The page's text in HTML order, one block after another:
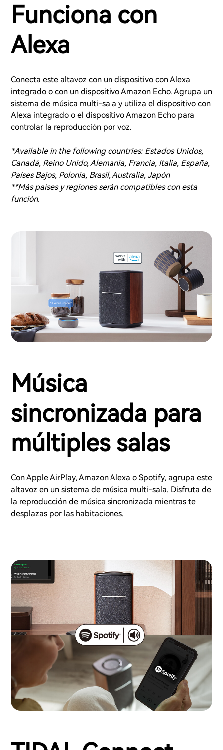
Funciona con
Alexa
Conecta este altavoz con un dispositivo con Alexa
integrado o con un dispositivo Amazon Echo. Agrupa un
sistema de música multi-sala y utiliza el dispositivo con
Alexa integrado o el dispositivo Amazon Echo para
controlar la reproducción por voz.
*Available in the following countries: Estados Unidos,
Canadá, Reino Unido, Alemania, Francia, Italia, España,
Países Bajos, Polonia, Brasil, Australia, Japón
**Más países y regiones serán compatibles con esta
función.
Música
sincronizada para
múltiples salas
Con Apple AirPlay, Amazon Alexa o Spotify, agrupa este
altavoz en un sistema de música multi-sala. Disfruta de
la reproducción de música sincronizada mientras te
desplazas por las habitaciones.